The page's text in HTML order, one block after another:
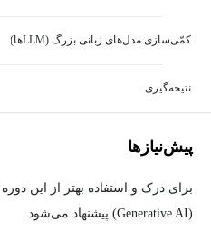
کمّی‌سازی مدل‌های زبانی بزرگ (LLM‌ها)
نتیجه‌گیری
پیش‌نیاز‌ها
برای درک و استفاده بهتر از این
(Generative AI) پیشنهاد می‌شود.